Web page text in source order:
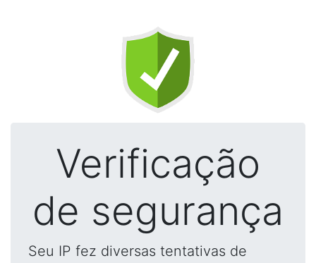
Verificação
de segurança
Seu IP fez diversas tentativas de